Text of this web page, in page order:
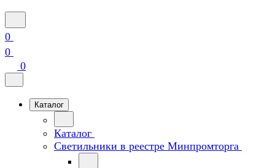
0
0
0
Каталог
Каталог
Светильники в реестре Минпромторга